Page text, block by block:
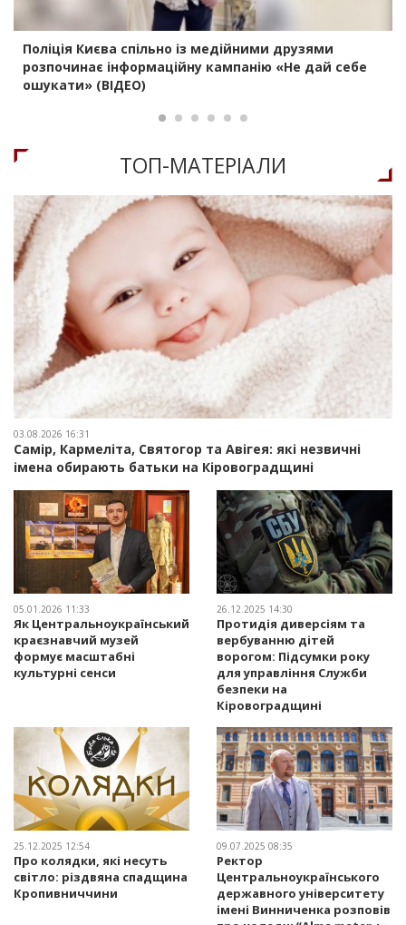
Поліція Києва спільно із медійними друзями
розпочинає інформаційну кампанію «Не дай себе
ошукати» (ВІДЕО)
ТОП-МАТЕРIАЛИ
03.08.2026 16:31
Самір, Кармеліта, Святогор та Авігея: які незвичні
імена обирають батьки на Кіровоградщині
05.01.2026 11:33
Як Центральноукраїнський
краєзнавчий музей
формує масштабні
культурні сенси
26.12.2025 14:30
Протидія диверсіям та
вербуванню дітей
ворогом: Підсумки року
для управління Служби
безпеки на
Кіровоградщині
25.12.2025 12:54
Про колядки, які несуть
світло: різдвяна спадщина
Кропивниччини
09.07.2025 08:35
Ректор
Центральноукраїнського
державного університету
імені Винниченка розповів